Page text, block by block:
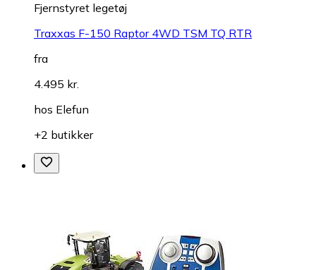
Fjernstyret legetøj
Traxxas F-150 Raptor 4WD TSM TQ RTR
fra
4.495 kr.
hos Elefun
+2 butikker